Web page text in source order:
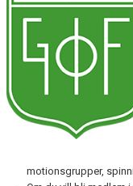
motionsgrupper,